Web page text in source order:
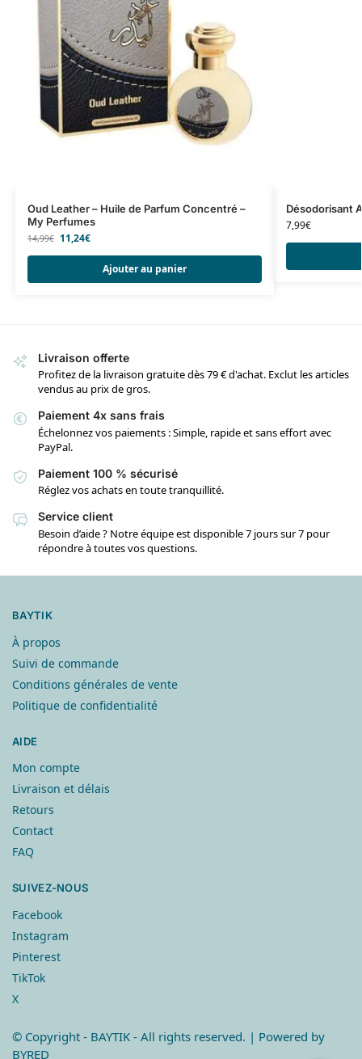
Oud Leather – Huile de Parfum Concentré –
My Perfumes
14,99€ 11,24€
Ajouter au panier
Désodorisant
7,99€
Livraison offerte
Profitez de la livraison gratuite dès 79 € d'achat. Exclut les articles
vendus au prix de gros.
Paiement 4x sans frais
Échelonnez vos paiements : Simple, rapide et sans effort avec
PayPal.
Paiement 100 % sécurisé
Réglez vos achats en toute tranquillité.
Service client
Besoin d’aide ? Notre équipe est disponible 7 jours sur 7 pour
répondre à toutes vos questions.
BAYTIK
À propos
Suivi de commande
Conditions générales de vente
Politique de confidentialité
AIDE
Mon compte
Livraison et délais
Retours
Contact
FAQ
SUIVEZ-NOUS
Facebook
Instagram
Pinterest
TikTok
X
© Copyright - BAYTIK - All rights reserved. | Powered by
BYRED